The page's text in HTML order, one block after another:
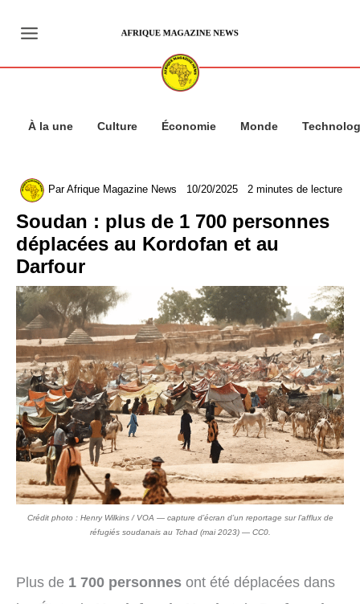
contenu
À la une Culture Économie Monde
ParAfrique Magazine News 10/20/2025 2 minutes de lecture
Soudan : plus de 1 700 personnes
déplacées au Kordofan et au
Darfour
Crédit photo : Henry Wilkins / VOA — capture d’écran d’un reportage sur l’afflux de
réfugiés soudanais au Tchad (mai 2023) — CC0.
Plus de 1 700 personnes ont été déplacées dans